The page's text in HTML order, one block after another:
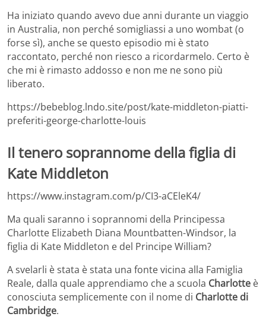
Ha iniziato quando avevo due anni durante un viaggio
in Australia, non perché somigliassi a uno wombat (o
forse sì), anche se questo episodio mi è stato
raccontato, perché non riesco a ricordarmelo. Certo è
che mi è rimasto addosso e non me ne sono più
liberato.
https://bebeblog.lndo.site/post/kate-middleton-piatti-
preferiti-george-charlotte-louis
Il tenero soprannome della figlia di
Kate Middleton
https://www.instagram.com/p/CI3-aCEleK4/
Ma quali saranno i soprannomi della Principessa
Charlotte Elizabeth Diana Mountbatten-Windsor, la
figlia di Kate Middleton e del Principe William?
A svelarli è stata è stata una fonte vicina alla Famiglia
Reale, dalla quale apprendiamo che a scuola Charlotte è
conosciuta semplicemente con il nome di Charlotte di
Cambridge.